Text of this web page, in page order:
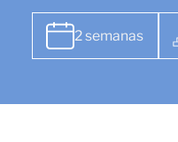
2 semanas